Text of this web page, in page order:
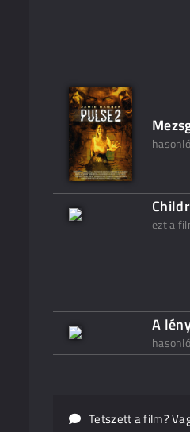
ezt a
A
Tetszett a film?